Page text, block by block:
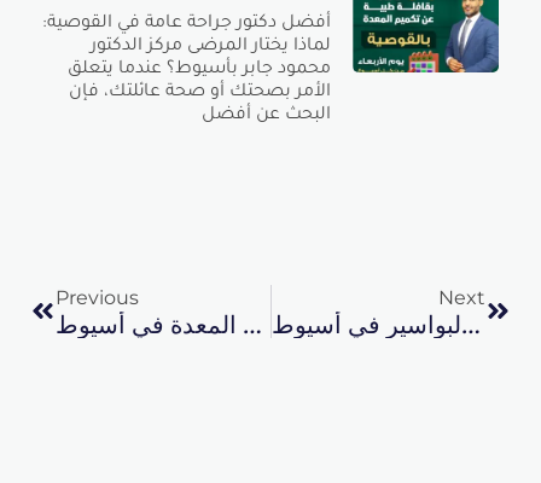
أفضل دكتور جراحة عامة في القوصية:
لماذا يختار المرضى مركز الدكتور
محمود جابر بأسيوط؟ عندما يتعلق
الأمر بصحتك أو صحة عائلتك، فإن
البحث عن أفضل
Previous
تكلفة عملية تكميم المعدة في أسيوط
Next
عملية البواسير في أسيوط